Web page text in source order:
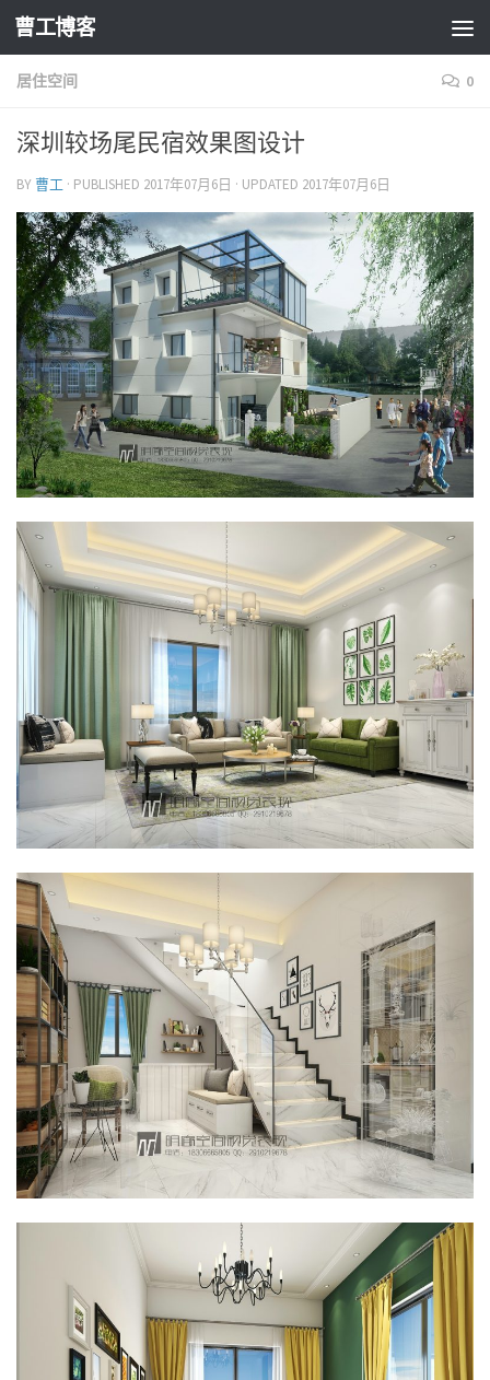
曹工博客
居住空间 0
深圳较场尾民宿效果图设计
BY 曹工 · PUBLISHED 2017年07月6日 · UPDATED 2017年07月6日